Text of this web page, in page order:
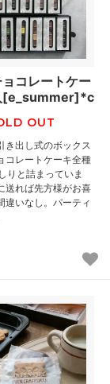
コレートケー
[e_summer]*c
OUT
き出し式のボックス
コレートケーキ全種
りと詰まっていま
送れば先方様がお喜
違いなし。パーティ